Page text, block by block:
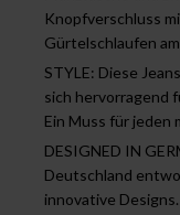
Knopfverschluss
Gürtelschlaufen
STYLE: Diese
sich hervorragend
Ein Muss für jeden
DESIGNED IN
Deutschland
innovative Designs.